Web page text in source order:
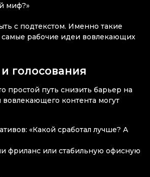
миф?»
с подтекстом. Именно такие
самые рабочие идеи вовлекающих
голосования
простой путь снизить барьер на
контента могут
«Какой сработал лучше? А
фриланс или стабильную офисную